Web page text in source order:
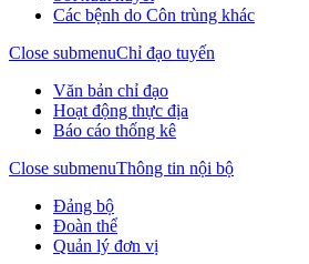
Các bệnh do Côn trùng khác
Close submenuChỉ đạo tuyến
Văn bản chỉ đạo
Hoạt động thực địa
Báo cáo thống kê
Close submenuThông tin nội bộ
Đảng bộ
Đoàn thể
Quản lý đơn vị